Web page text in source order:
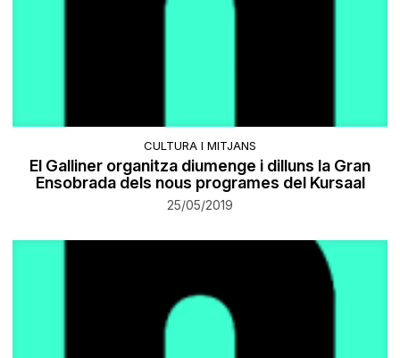
CULTURA I MITJANS
El Galliner organitza diumenge i dilluns la Gran
Ensobrada dels nous programes del Kursaal
25/05/2019